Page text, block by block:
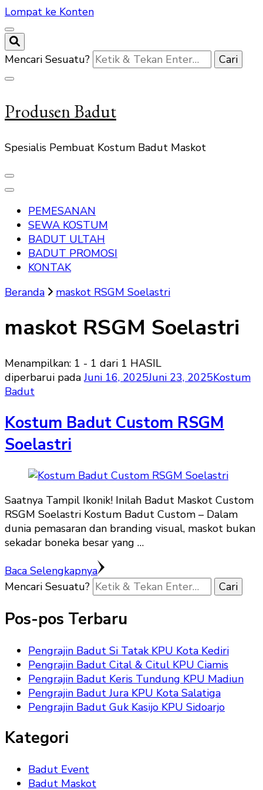
Lompat ke Konten
Mencari Sesuatu?
Produsen Badut
Spesialis Pembuat Kostum Badut Maskot
PEMESANAN
SEWA KOSTUM
BADUT ULTAH
BADUT PROMOSI
KONTAK
Beranda
maskot RSGM Soelastri
maskot RSGM Soelastri
Menampilkan: 1 - 1 dari 1 HASIL
diperbarui padaJuni 16, 2025Juni 23, 2025Kostum
Badut
Kostum Badut Custom RSGM
Soelastri
Saatnya Tampil Ikonik! Inilah Badut Maskot Custom
RSGM Soelastri Kostum Badut Custom – Dalam
dunia pemasaran dan branding visual, maskot bukan
sekadar boneka besar yang …
Baca Selengkapnya
Mencari Sesuatu?
Pos-pos Terbaru
Pengrajin Badut Si Tatak KPU Kota Kediri
Pengrajin Badut Cital & Citul KPU Ciamis
Pengrajin Badut Keris Tundung KPU Madiun
Pengrajin Badut Jura KPU Kota Salatiga
Pengrajin Badut Guk Kasijo KPU Sidoarjo
Kategori
Badut Event
Badut Maskot